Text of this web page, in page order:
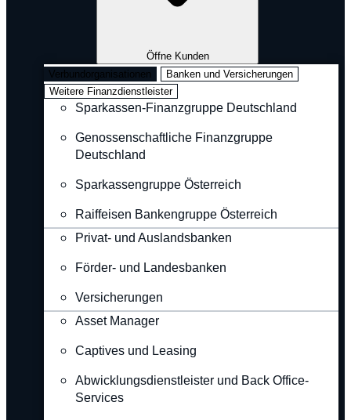
Öffne Kunden
Verbundorganisationen
Banken und Versicherungen
Weitere Finanzdienstleister
Sparkassen-Finanzgruppe Deutschland
Genossenschaftliche Finanzgruppe
Deutschland
Sparkassengruppe Österreich
Raiffeisen Bankengruppe Österreich
Privat- und Auslandsbanken
Förder- und Landesbanken
Versicherungen
Asset Manager
Captives und Leasing
Abwicklungsdienstleister und Back Office-
Services